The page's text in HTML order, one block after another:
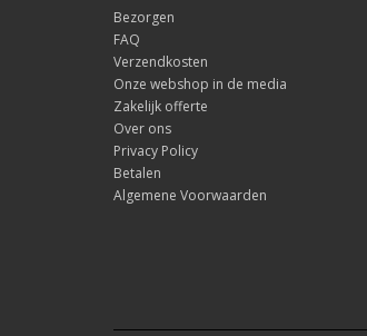
Bezorgen
FAQ
Verzendkosten
Onze webshop in de media
Zakelijk offerte
Over ons
Privacy Policy
Betalen
Algemene Voorwaarden